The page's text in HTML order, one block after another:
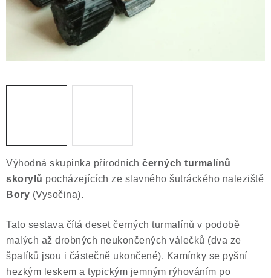
Obchodní podmínky
Podmínky ochrany osobních údajů
Poučení o právu na odstoupení od smlouvy
Puncovní značky
Výkup minerálů a drahých kamenů
Kontakt
Výhodná skupinka přírodních černých turmalínů
skorylů pocházejících ze slavného šutráckého naleziště
Bory (Vysočina).
Tato sestava čítá deset černých turmalínů v podobě
malých až drobných neukončených válečků (dva ze
špalíků jsou i částečně ukončené). Kamínky se pyšní
hezkým leskem a typickým jemným rýhováním po